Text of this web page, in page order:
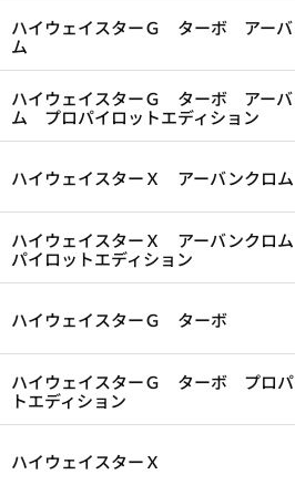
ハイウェイスターＧ ターボ アーバ
ム
ハイウェイスターＧ ターボ アーバ
ム プロパイロットエディション
ハイウェイスターＸ アーバンクロム
ハイウェイスターＸ アーバンクロ
パイロットエディション
ハイウェイスターＧ ターボ
ハイウェイスターＧ ターボ プロパ
トエディション
ハイウェイスターＸ